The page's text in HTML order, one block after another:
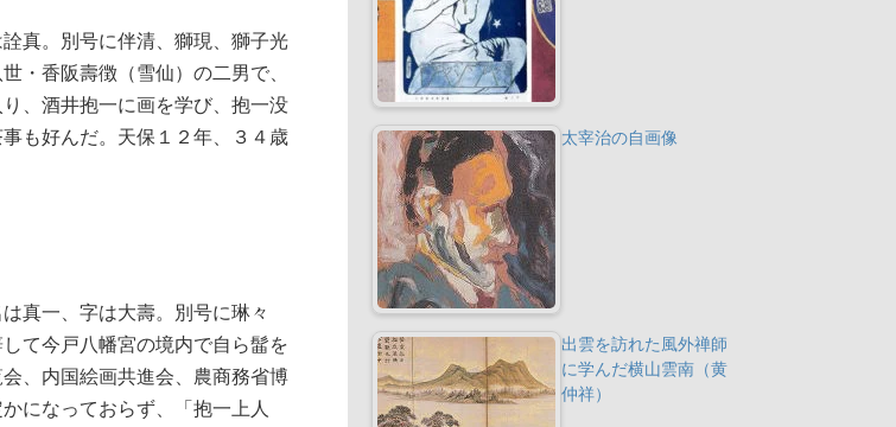
真。別号に伴清、獅現、獅子光
・香阪壽徴（雪仙）の二男で、
、酒井抱一に画を学び、抱一没
も好んだ。天保１２年、３４歳
真一、字は大壽。別号に琳々
て今戸八幡宮の境内で自ら髷を
、内国絵画共進会、農商務省博
になっておらず、「抱一上人
太宰治の自画像
出雲を訪れた風外禅師
に学んだ横山雲南（黄
仲祥）